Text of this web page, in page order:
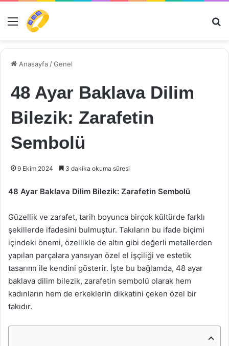
Menü
Anasayfa /Genel
48 Ayar Baklava Dilim
Bilezik: Zarafetin
Sembolü
9 Ekim 2024 3 dakika okuma süresi
48 Ayar Baklava Dilim Bilezik: Zarafetin Sembolü
Güzellik ve zarafet, tarih boyunca birçok kültürde farklı
şekillerde ifadesini bulmuştur. Takıların bu ifade biçimi
içindeki önemi, özellikle de altın gibi değerli metallerden
yapılan parçalara yansıyan özel el işçiliği ve estetik
tasarımı ile kendini gösterir. İşte bu bağlamda, 48 ayar
baklava dilim bilezik, zarafetin sembolü olarak hem
kadınların hem de erkeklerin dikkatini çeken özel bir
takıdır.